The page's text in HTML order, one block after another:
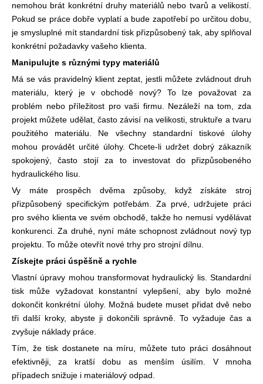
nemohou brát konkrétní druhy materiálů nebo tvarů a velikostí.
Pokud se práce dobře vyplatí a bude zapotřebí po určitou dobu,
je smysluplné mít standardní tisk přizpůsobený tak, aby splňoval
konkrétní požadavky vašeho klienta.
Manipulujte s různými typy materiálů
Má se vás pravidelný klient zeptat, jestli můžete zvládnout druh
materiálu, který je v obchodě nový? To lze považovat za
problém nebo příležitost pro vaši firmu. Nezáleží na tom, zda
projekt můžete udělat, často závisí na velikosti, struktuře a tvaru
použitého materiálu. Ne všechny standardní tiskové úlohy
mohou provádět určité úlohy. Chcete-li udržet dobrý zákazník
spokojený, často stojí za to investovat do přizpůsobeného
hydraulického lisu.
Vy máte prospěch dvěma způsoby, když získáte stroj
přizpůsobený specifickým potřebám. Za prvé, udržujete práci
pro svého klienta ve svém obchodě, takže ho nemusí vydělávat
konkurenci. Za druhé, nyní máte schopnost zvládnout nový typ
projektu. To může otevřít nové trhy pro strojní dílnu.
Získejte práci úspěšně a rychle
Vlastní úpravy mohou transformovat hydraulický lis. Standardní
tisk může vyžadovat konstantní vylepšení, aby bylo možné
dokončit konkrétní úlohy. Možná budete muset přidat dvě nebo
tři další kroky, abyste ji dokončili správně. To vyžaduje čas a
zvyšuje náklady práce.
Tím, že tisk dostanete na míru, můžete tuto práci dosáhnout
efektivněji, za kratší dobu as menším úsilím. V mnoha
případech snižuje i materiálový odpad.